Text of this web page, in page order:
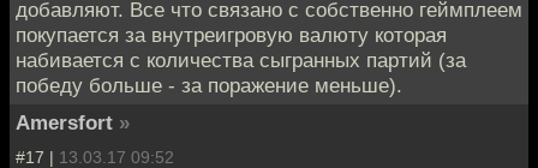
добавляют. Все что связано с собственно геймплеем
покупается за внутреигровую валюту которая
набивается с количества сыгранных партий (за
победу больше - за поражение меньше).
Amersfort »
#17 | 13.03.17 09:52